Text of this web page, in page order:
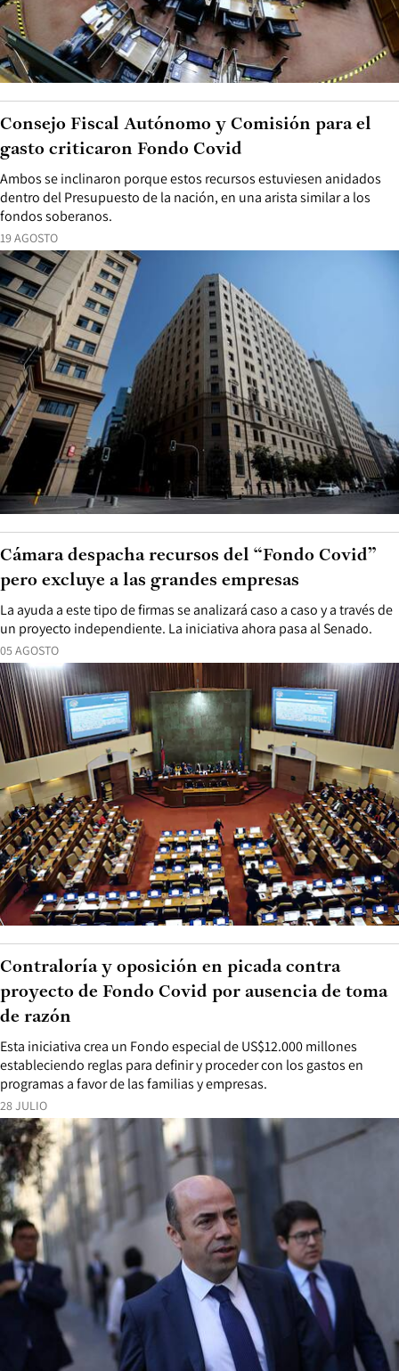
19 AGOSTO
Ambos se inclinaron porque estos recursos estuviesen anidados
dentro del Presupuesto de la nación, en una arista similar a los
fondos soberanos.
Consejo Fiscal Autónomo y Comisión para el
gasto criticaron Fondo Covid
05 AGOSTO
La ayuda a este tipo de firmas se analizará caso a caso y a través de
un proyecto independiente. La iniciativa ahora pasa al Senado.
Cámara despacha recursos del “Fondo Covid”
pero excluye a las grandes empresas
28 JULIO
Esta iniciativa crea un Fondo especial de US$12.000 millones
estableciendo reglas para definir y proceder con los gastos en
programas a favor de las familias y empresas.
Contraloría y oposición en picada contra
proyecto de Fondo Covid por ausencia de toma
de razón